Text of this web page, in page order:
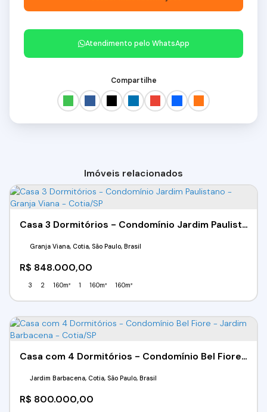
Atendimento pelo WhatsApp
Compartilhe
Imóveis relacionados
Casa 3 Dormitórios - Condomínio Jardim Paulistano - Granja Viana - Cotia/SP
R$ 848.000,00
Granja Viana, Cotia, São Paulo, Brasil
3 2 160m² 1 160m² 160m²
Casa com 4 Dormitórios - Condomínio Bel Fiore - Jardim Barbacena - Cotia/SP
R$ 800.000,00
Jardim Barbacena, Cotia, São Paulo, Brasil